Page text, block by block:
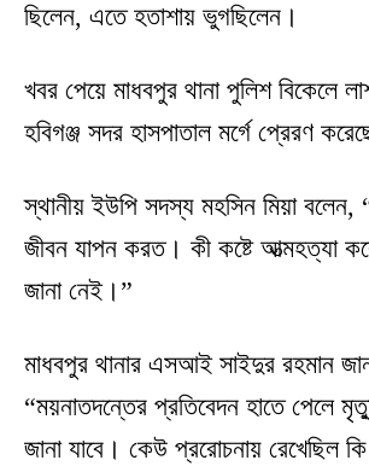
ছিলেন, এতে হতাশায় ভুগছিলেন।
খবর পেয়ে মাধবপুর থানা পুলিশ বিকেলে
হবিগঞ্জ সদর হাসপাতাল মর্গে প্রেরণ
স্থানীয় ইউপি সদস্য মহসিন মিয়া বলেন,
জীবন যাপন করত। কী কষ্টে আত্মহত্যা
জানা নেই।”
মাধবপুর থানার এসআই সাইদুর রহমান
“ময়নাতদন্তের প্রতিবেদন হাতে পেলে
জানা যাবে। কেউ প্ররোচনায় রেখেছিল